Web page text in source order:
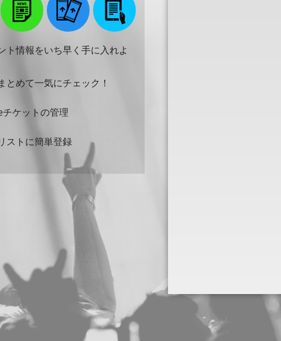
ト情報をいち早く手に入れよ
とめて一気にチェック！
チケットの管理
ストに簡単登録